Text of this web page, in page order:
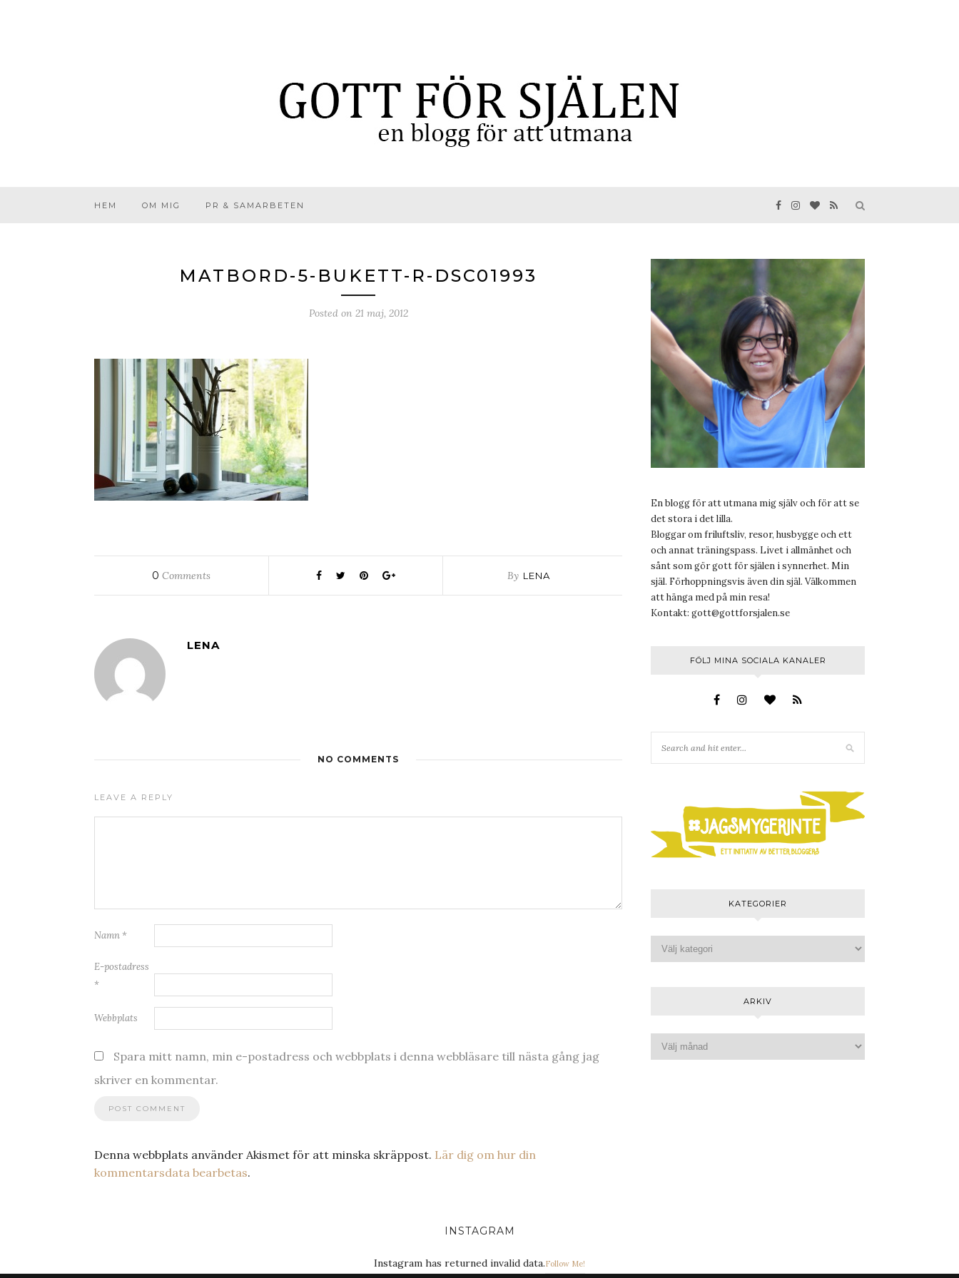
HEM OM MIG PR & SAMARBETEN
MATBORD-5-BUKETT-R-DSC01993
Posted on 21 maj, 2012
0 Comments By LENA
LENA
NO COMMENTS
LEAVE A REPLY
Namn *
E-postadress
*
Webbplats
Spara mitt namn, min e-postadress och webbplats i denna webbläsare till nästa gång jag
skriver en kommentar.
Denna webbplats använder Akismet för att minska skräppost. Lär dig om hur din
kommentarsdata bearbetas.
En blogg för att utmana mig själv och för att se
det stora i det lilla.
Bloggar om friluftsliv, resor, husbygge och ett
och annat träningspass. Livet i allmänhet och
sånt som gör gott för själen i synnerhet. Min
själ. Förhoppningsvis även din själ. Välkommen
att hänga med på min resa!
Kontakt: gott@gottforsjalen.se
FÖLJ MINA SOCIALA KANALER
KATEGORIER
ARKIV
INSTAGRAM
Instagram has returned invalid data.Follow Me!